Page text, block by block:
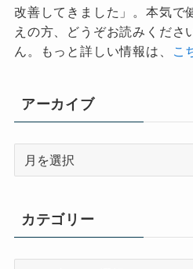
改善してきました」。本気で
えの方、どうぞお読みくださ
ん。もっと詳しい情報は、
こ
アーカイブ
ブ
カテゴリー